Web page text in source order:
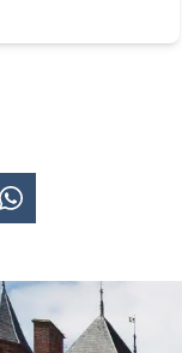
WHATSAPP